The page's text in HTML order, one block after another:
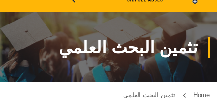
تثمين البحث العلمي
Home تثمين البحث العلمي